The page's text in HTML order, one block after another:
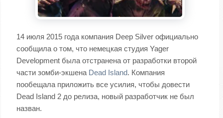
14 июля 2015 года компания Deep Silver официально
сообщила о том, что немецкая студия Yager
Development была отстранена от разработки второй
части зомби-экшена Dead Island. Компания
пообещала приложить все усилия, чтобы довести
Dead Island 2 до релиза, новый разработчик не был
назван.